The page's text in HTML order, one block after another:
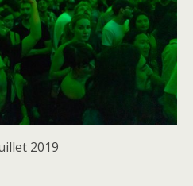
2019